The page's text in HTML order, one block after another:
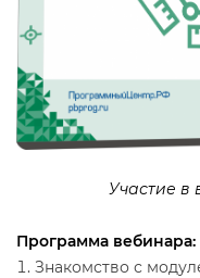
Участие в
Программа вебинара:
Знакомство с